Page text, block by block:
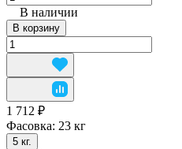
В наличии
В корзину
1 712 ₽
Фасовка: 23 кг
5 кг.